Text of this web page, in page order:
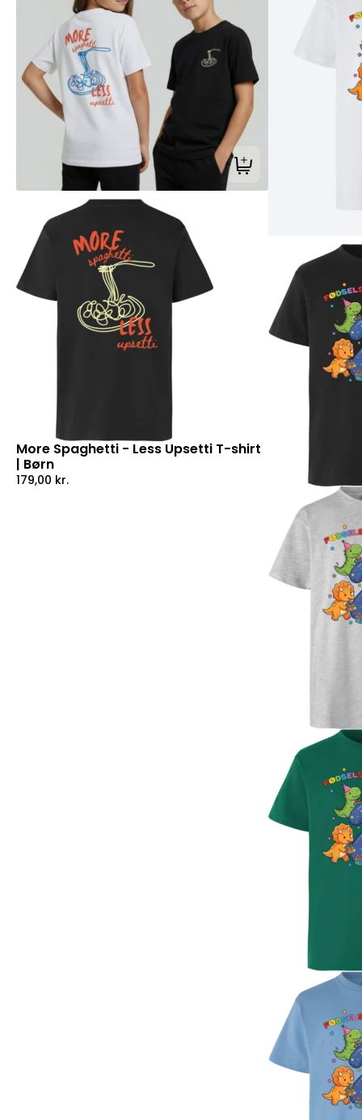
Tilføj til kurv
More Spaghetti - Less Upsetti T-shirt
| Børn
179,00 kr.